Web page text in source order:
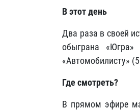
В этот день
Два раза в своей
обыграна
«Автомобилисту»
Где смотреть?
В прямом эфире